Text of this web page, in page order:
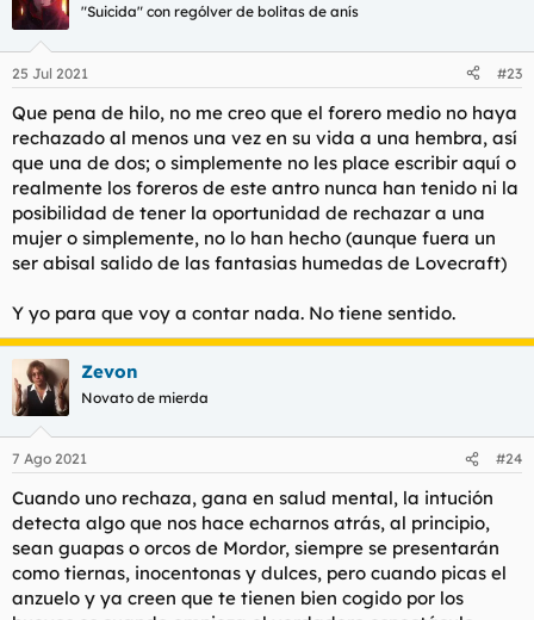
"Suicida" con rególver de bolitas de anís
25 Jul 2021 #23
Que pena de hilo, no me creo que el forero medio no haya
rechazado al menos una vez en su vida a una hembra, así
que una de dos; o simplemente no les place escribir aquí o
realmente los foreros de este antro nunca han tenido ni la
posibilidad de tener la oportunidad de rechazar a una
mujer o simplemente, no lo han hecho (aunque fuera un
ser abisal salido de las fantasias humedas de Lovecraft)
Y yo para que voy a contar nada. No tiene sentido.
Zevon
Novato de mierda
7 Ago 2021 #24
Cuando uno rechaza, gana en salud mental, la intución
detecta algo que nos hace echarnos atrás, al principio,
sean guapas o orcos de Mordor, siempre se presentarán
como tiernas, inocentonas y dulces, pero cuando picas el
anzuelo y ya creen que te tienen bien cogido por los